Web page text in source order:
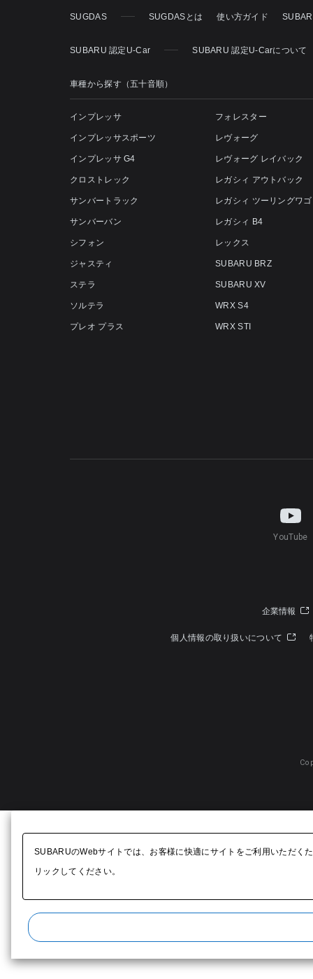
SUGDAS SUGDASとは 使い方ガイド
SUBARU 認定U-Car SUBARU 認定U-Carについて
車種から探す（五十音順）
インプレッサ
インプレッサスポーツ
インプレッサ G4
クロストレック
サンバートラック
サンバーバン
シフォン
ジャスティ
ステラ
ソルテラ
プレオ プラス
フォレスター
レヴォーグ
レヴォーグ レイバック
レガシィ アウトバック
レガシィ ツーリングワ
レガシィ B4
レックス
SUBARU BRZ
SUBARU XV
WRX S4
WRX STI
YouTube
企業情報
個人情報の取り扱いについて
SUBARUのWebサイトでは、お客様に快適にサイトをご利用いただく
リックしてください。​